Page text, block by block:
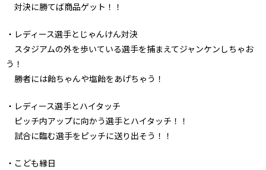
対決に勝てば商品ゲット！！
・レディース選手とじゃんけん対決
スタジアムの外を歩いている選手を捕まえてジャンケンしちゃお
う！
勝者には飴ちゃんや塩飴をあげちゃう！
・レディース選手とハイタッチ
ピッチ内アップに向かう選手とハイタッチ！！
試合に臨む選手をピッチに送り出そう！！
・こども縁日